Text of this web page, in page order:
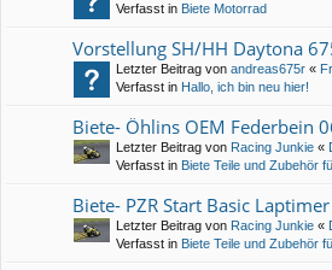
Verfasst in Biete Motorrad
Vorstellung SH/HH Daytona
Letzter Beitrag von andreas675r «
Verfasst in Hallo, ich bin neu hier!
Biete- Öhlins OEM Federbein
Letzter Beitrag von Racing Junkie «
Verfasst in Biete Teile und Zubehör
Biete- PZR Start Basic Laptimer
Letzter Beitrag von Racing Junkie «
Verfasst in Biete Teile und Zubehör